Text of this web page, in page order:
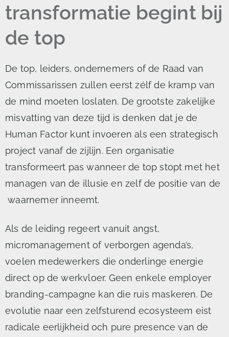
transformatie begint bij
de top
De top, leiders, ondernemers of de Raad van
Commissarissen zullen eerst zélf de kramp van
de mind moeten loslaten. De grootste zakelijke
misvatting van deze tijd is denken dat je de
Human Factor kunt invoeren als een strategisch
project vanaf de zijlijn. Een organisatie
transformeert pas wanneer de top stopt met het
managen van de illusie en zelf de positie van de
waarnemer inneemt.
Als de leiding regeert vanuit angst,
micromanagement of verborgen agenda’s,
voelen medewerkers die onderlinge energie
direct op de werkvloer. Geen enkele employer
branding-campagne kan die ruis maskeren. De
evolutie naar een zelfsturend ecosysteem eist
radicale eerlijkheid och pure presence van de